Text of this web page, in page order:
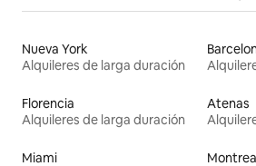
Nueva York
Alquileres de larga duración
Florencia
Alquileres de larga duración
Atenas
Miami